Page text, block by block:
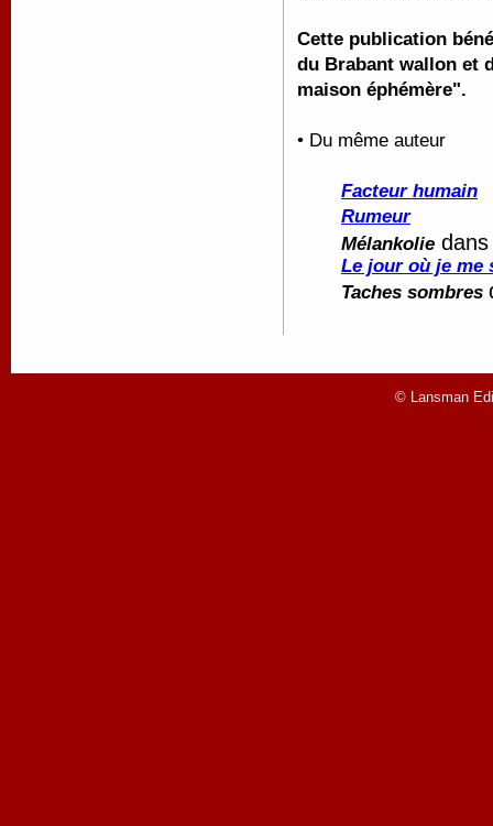
Cette publication
du Brabant wallon et
maison éphémère".
• Du même auteur
Facteur humain
Rumeur
Mélankolie
Le jour où je me
Taches sombres
© Lansman